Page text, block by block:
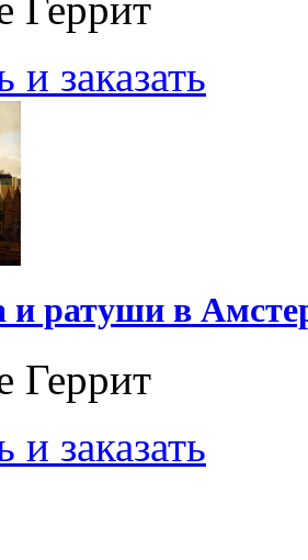
заказать
и ратуши в
Геррит
заказать